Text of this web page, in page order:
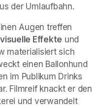
der Umlaufbahn.
visuelle Effekte
materialisiert sich
einen Ballonhund
im Publikum Drinks
Filmreif knackt er den
und verwandelt